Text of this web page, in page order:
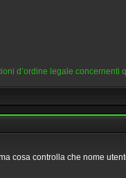
d’ordine legale concernenti
cosa controlla che nome